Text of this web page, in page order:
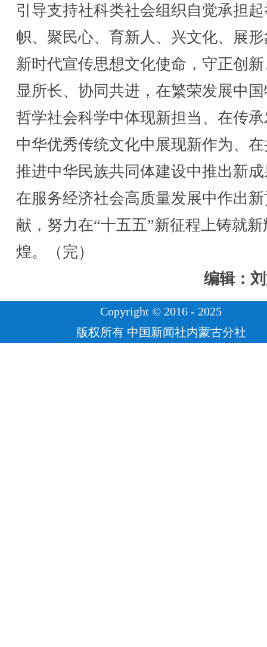
引导支持社科类社会组织自觉承担
帜、聚民心、育新人、兴文化、展
新时代宣传思想文化使命，守正创
显所长、协同共进，在繁荣发展中
哲学社会科学中体现新担当、在传
中华优秀传统文化中展现新作为、
推进中华民族共同体建设中推出新
在服务经济社会高质量发展中作出
献，努力在“十五五”新征程上铸就新
煌。（完）
编辑：
Copyright © 2016 - 2025
版权所有 中国新闻社内蒙古分社